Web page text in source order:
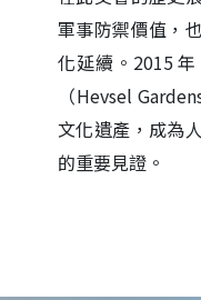
軍事防禦價值，
化延續。2015
（Hevsel
文化遺產，成為
的重要見證。